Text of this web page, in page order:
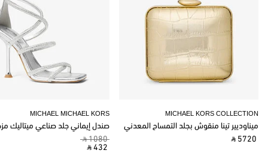
MICHAEL MICHAEL KORS
صندل إيماني جلد صناعي ميتاليك
‎ ⃁ 1080 ‎
‎ ⃁ 432 ‎
MICHAEL KORS COLLECTION
ميناوديير تينا منقوش بجلد التمساح المعدني
‎ ⃁ 5720 ‎